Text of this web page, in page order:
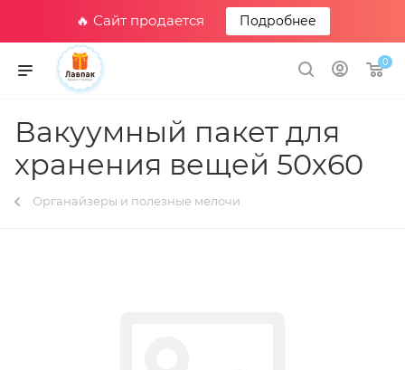
🔥 Сайт продается Подробнее
0
Вакуумный пакет для
хранения вещей 50х60
Органайзеры и полезные мелочи